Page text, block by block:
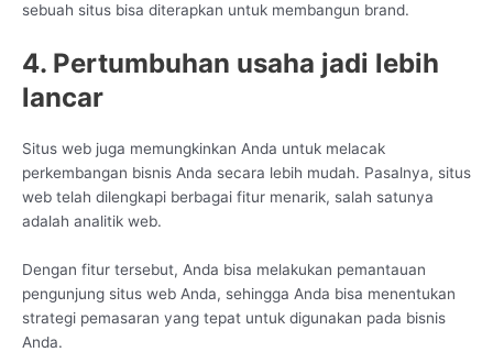
sebuah situs bisa diterapkan untuk membangun brand.
4. Pertumbuhan usaha jadi lebih
lancar
Situs web juga memungkinkan Anda untuk melacak
perkembangan bisnis Anda secara lebih mudah. Pasalnya, situs
web telah dilengkapi berbagai fitur menarik, salah satunya
adalah analitik web.
Dengan fitur tersebut, Anda bisa melakukan pemantauan
pengunjung situs web Anda, sehingga Anda bisa menentukan
strategi pemasaran yang tepat untuk digunakan pada bisnis
Anda.